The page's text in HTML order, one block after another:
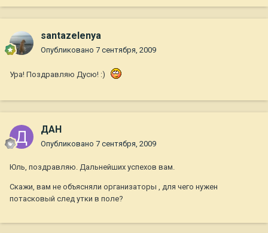
santazelenya
Опубликовано 7 сентября, 2009
Ура! Поздравляю Дусю! :)
ДАН
Опубликовано 7 сентября, 2009
Юль, поздравляю. Дальнейших успехов вам.
Скажи, вам не объясняли организаторы , для чего нужен
потасковый след утки в поле?